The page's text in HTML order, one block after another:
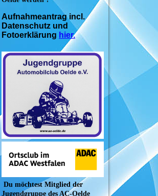
Aufnahmeantrag incl.
Datenschutz und
Fotoerklärung hier.
Du möchtest Mitglied der
Jugendgruppe des AC-Oelde